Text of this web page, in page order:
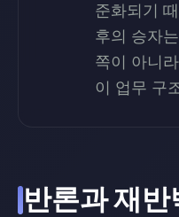
준화되기
후의 승자
쪽이 아니
이 업무 구
반론과 재반